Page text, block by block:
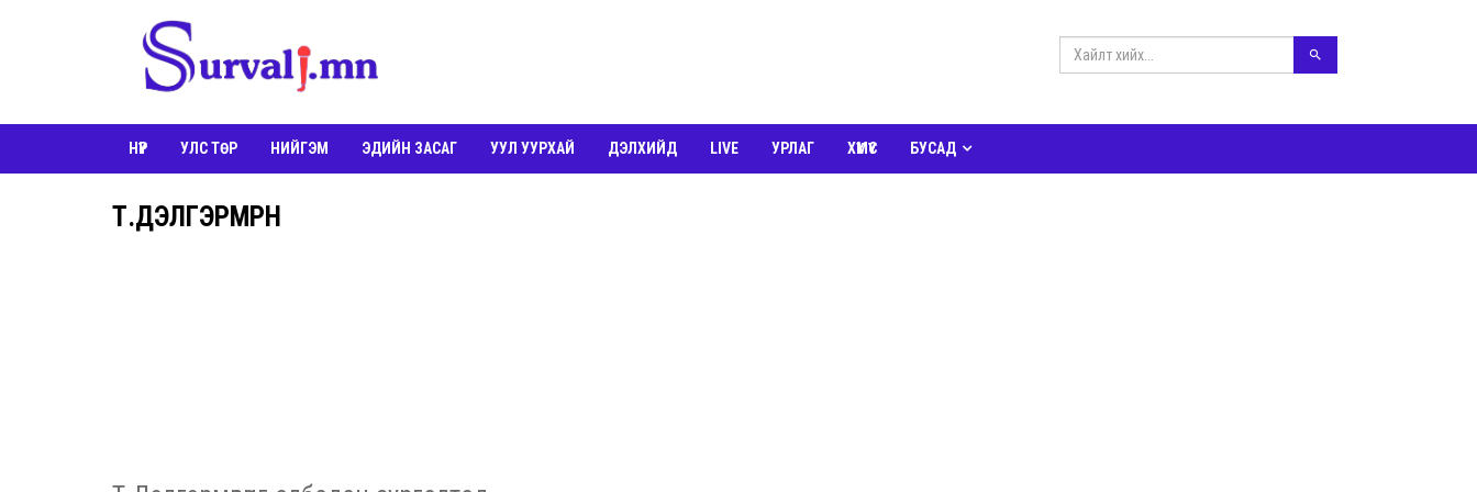
НҮҮР УЛС ТӨР НИЙГЭМ ЭДИЙН ЗАСАГ УУЛ УУРХАЙ ДЭЛХИЙД LIVE УРЛАГ ХҮМҮҮС БУСАД
Т.ДЭЛГЭРМӨРӨН